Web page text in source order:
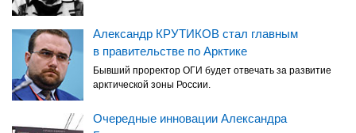
Александр КРУТИКОВ стал главным
в правительстве по Арктике
Бывший проректор ОГИ будет отвечать за развитие
арктической зоны России.
Очередные инновации Александра